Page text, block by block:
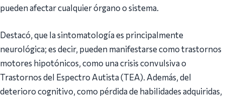
pueden afectar cualquier órgano o sistema.
Destacó, que la sintomatología es principalmente
neurológica; es decir, pueden manifestarse como trastornos
motores hipotónicos, como una crisis convulsiva o
Trastornos del Espectro Autista (TEA). Además, del
deterioro cognitivo, como pérdida de habilidades adquiridas,